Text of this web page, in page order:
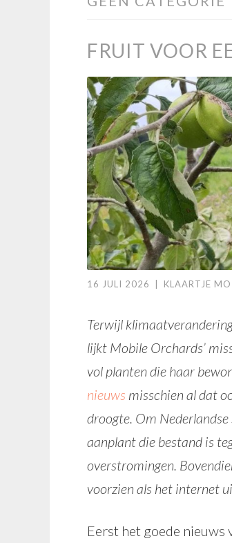
FRUIT VOOR
16 JULI 2026 KLAARTJE MO
Terwijl
lijkt Mobile Orchards’
vol planten die haar
nieuws misschien al dat
droogte. Om
aanplant die bestand is
overstromingen.
voorzien als het internet
Eerst het goede nieuws